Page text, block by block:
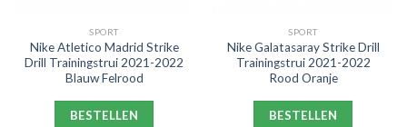
SPORT
Nike Atletico Madrid Strike
Drill Trainingstrui 2021-2022
Blauw Felrood
BESTELLEN
SPORT
Nike Galatasaray Strike Drill
Trainingstrui 2021-2022
Rood Oranje
BESTELLEN